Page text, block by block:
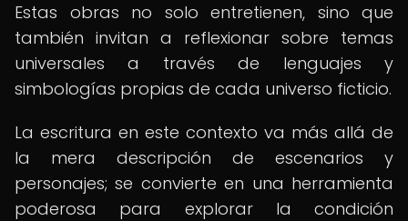
Estas obras no solo entretienen, sino que
también invitan a reflexionar sobre temas
universales a través de lenguajes y
simbologías propias de cada universo ficticio.
La escritura en este contexto va más allá de
la mera descripción de escenarios y
personajes; se convierte en una herramienta
poderosa para explorar la condición